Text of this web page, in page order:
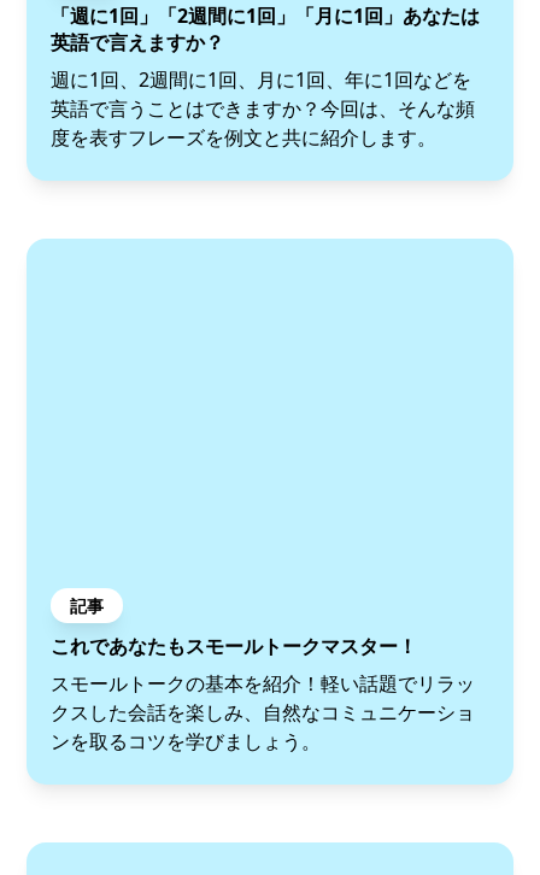
「週に1回」「2週間に1回」「月に1回」あなたは
英語で言えますか？
週に1回、2週間に1回、月に1回、年に1回などを
英語で言うことはできますか？今回は、そんな頻
度を表すフレーズを例文と共に紹介します。
記事
これであなたもスモールトークマスター！
スモールトークの基本を紹介！軽い話題でリラッ
クスした会話を楽しみ、自然なコミュニケーショ
ンを取るコツを学びましょう。